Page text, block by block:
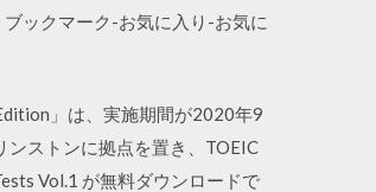
ックマーク-お気に入り-お気に
」は、実施期間が2020年9
ンストンに拠点を置き、TOEIC
Vol.1 が無料ダウンロードで